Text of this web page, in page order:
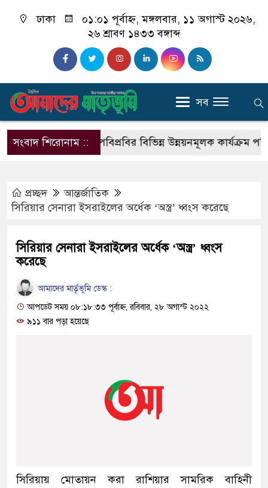
ঢাকা
০১:০১ পূর্বাহ্ন, মঙ্গলবার, ১১ অগাস্ট ২০২৬,
২৬ শ্রাবণ ১৪৩৩ বঙ্গাব্দ
সব
সংবাদ শিরোনাম ::
বিরুদ্ধে পবিপ্রবির বিভিন্ন উন্নয়নমূলক কার্যক্রম
প্রচ্ছদ
আন্তর্জাতিক
সিরিয়ার সেনারা ইসরাইলের অর্ধেক ‘অস্ত্র’ ধ্বংস করেছে
সিরিয়ার সেনারা ইসরাইলের অর্ধেক ‘অস্ত্র’ ধ্বংস
করেছে
আমাদের মার্তৃভূমি ডেস্ক :
আপডেট সময় ০৮:১৮:৩৩ পূর্বাহ্ন, রবিবার, ২৮ অগাস্ট ২০২২
৯১১ বার পড়া হয়েছে
সিরিয়ায় মোতায়ন করা রাশিয়ার সামরিক বাহিনী